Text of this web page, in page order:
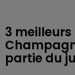
3
partie du